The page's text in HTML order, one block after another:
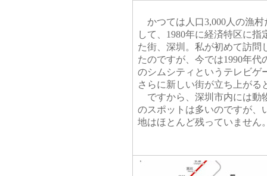
かつては人口3,000人の漁
して、1980年に経済特区に
た街、深圳。私が初めて訪問
たのですが、今では1990年
のシムシティというテレビゲ
さらに新しい街が立ち上がる
ですから、深圳市内には動
のスポットは多いのですが、
地はほとんど残っていません